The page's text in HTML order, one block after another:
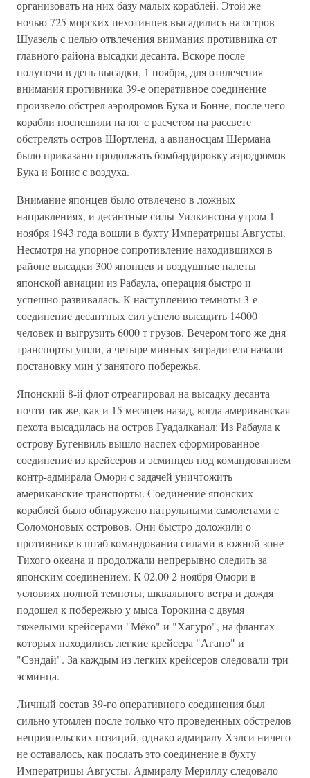
организовать на них базу малых кораблей. Этой же
ночью 725 морских пехотинцев высадились на остров
Шуазель с целью отвлечения внимания противника от
главного района высадки десанта. Вскоре после
полуночи в день высадки, 1 ноября, для отвлечения
внимания противника 39-е оперативное соединение
произвело обстрел аэродромов Бука и Бонне, после чего
корабли поспешили на юг с расчетом на рассвете
обстрелять остров Шортленд, а авианосцам Шермана
было приказано продолжать бомбардировку аэродромов
Бука и Бонис с воздуха.
Внимание японцев было отвлечено в ложных
направлениях, и десантные силы Уилкинсона утром 1
ноября 1943 года вошли в бухту Императрицы Августы.
Несмотря на упорное сопротивление находившихся в
районе высадки 300 японцев и воздушные налеты
японской авиации из Рабаула, операция быстро и
успешно развивалась. К наступлению темноты 3-е
соединение десантных сил успело высадить 14000
человек и выгрузить 6000 т грузов. Вечером того же дня
транспорты ушли, а четыре минных заградителя начали
постановку мин у занятого побережья.
Японский 8-й флот отреагировал на высадку десанта
почти так же, как и 15 месяцев назад, когда американская
пехота высадилась на остров Гуадалканал: Из Рабаула к
острову Бугенвиль вышло наспех сформированное
соединение из крейсеров и эсминцев под командованием
контр-адмирала Омори с задачей уничтожить
американские транспорты. Соединение японских
кораблей было обнаружено патрульными самолетами с
Соломоновых островов. Они быстро доложили о
противнике в штаб командования силами в южной зоне
Тихого океана и продолжали непрерывно следить за
японским соединением. К 02.00 2 ноября Омори в
условиях полной темноты, шквального ветра и дождя
подошел к побережью у мыса Торокина с двумя
тяжелыми крейсерами "Мёко" и "Хагуро", на флангах
которых находились легкие крейсера "Агано" и
"Сэндай". За каждым из легких крейсеров следовали три
эсминца.
Личный состав 39-го оперативного соединения был
сильно утомлен после только что проведенных обстрелов
неприятельских позиций, однако адмиралу Хэлси ничего
не оставалось, как послать это соединение в бухту
Императрицы Августы. Адмиралу Мериллу следовало